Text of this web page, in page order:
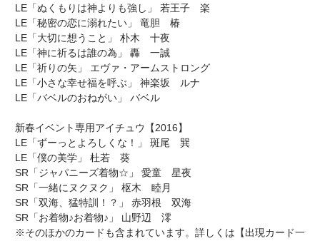
LE「ぬくもりは神よりも強し」 若王子 楽
LE「秘密の恋に溺れたい」 竜胆 椿
LE「大切に想うこと」 朴木 十夜
LE「神に祈るは誰の為」 轟 一誠
LE「祈りの矢」 エヴァ・アームストロング
LE「小さな幸せ福を呼ぶ」 神楽坂 ルナ
LE「バベルのおねがい」 バベル
新春イベント専用アイチュウ【2016】
LE「ずーっとよろしくな！」 斑尾 巽
LE「僕の美学」 杜若 葵
SR「ジャパニーズ着物☆」 愛童 星夜
SR「一緒にヌクヌク」 枢木 睦月
SR「双海、猛特訓！？」 赤羽根 双海
SR「お着物♪お着物♪」 山野辺 澪
※そのほかのカードも含まれています。詳しくは【出現カード一